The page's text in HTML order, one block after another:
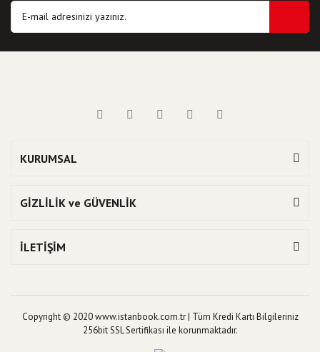
KURUMSAL
GİZLİLİK ve GÜVENLİK
İLETİŞİM
Copyright © 2020 www.istanbook.com.tr | Tüm Kredi Kartı Bilgileriniz
256bit SSL Sertifikası ile korunmaktadır.